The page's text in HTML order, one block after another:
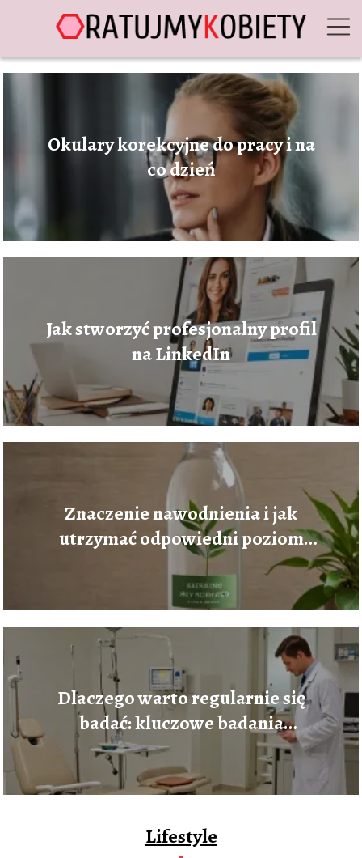
Okulary korekcyjne do pracy i na
co dzień
Jak stworzyć profesjonalny profil
na LinkedIn
Znaczenie nawodnienia i jak
utrzymać odpowiedni poziom
wody w organizmie
Dlaczego warto regularnie się
badać: kluczowe badania
profilaktyczne dla dorosłych
Lifestyle